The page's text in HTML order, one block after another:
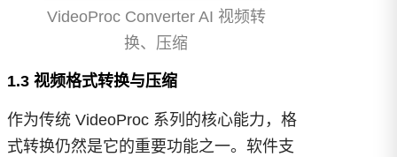
VideoProc Converter AI 视频转
换、压缩
1.3 视频格式转换与压缩
作为传统 VideoProc 系列的核心能力，格
式转换仍然是它的重要功能之一。软件支